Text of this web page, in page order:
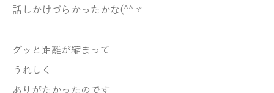
話しかけづらかったかな(^^ゞ
グッと距離が縮まって
うれしく
ありがたかったのです